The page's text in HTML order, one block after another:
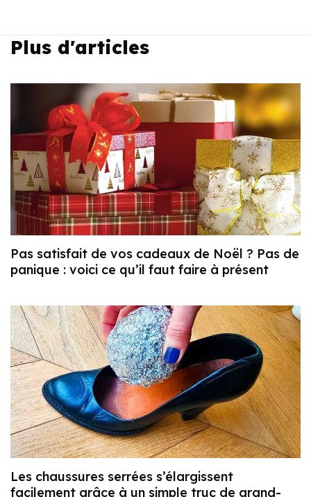
Plus d'articles
Pas satisfait de vos cadeaux de Noël ? Pas de
panique : voici ce qu’il faut faire à présent
Les chaussures serrées s’élargissent
facilement grâce à un simple truc de grand-